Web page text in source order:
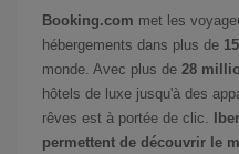
Booking.com met les
hébergements dans plus de
monde. Avec plus de 28
hôtels de luxe jusqu'à des
rêves est à portée de clic.
permettent de découvrir le